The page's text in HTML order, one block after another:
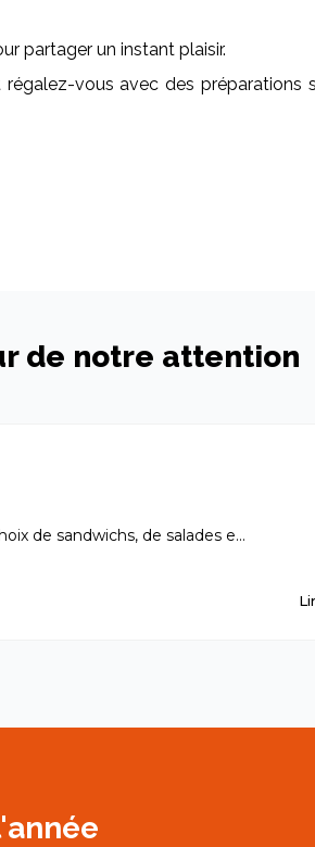
partager un instant plaisir.
vous avec des préparations
de notre attention
de sandwichs, de salades e...